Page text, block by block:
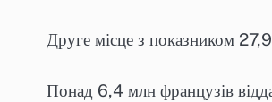
Друге місце з показником
Понад 6,4 млн французів